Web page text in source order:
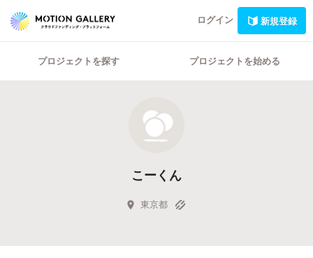
ログイン 新規登録
プロジェクトを探す プロジェクトを始める
こーくん
東京都